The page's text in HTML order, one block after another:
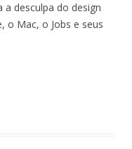
desculpa do design
o Mac, o Jobs e seus